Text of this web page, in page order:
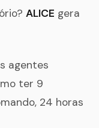
ALICE gera
agentes
ter 9
24 horas